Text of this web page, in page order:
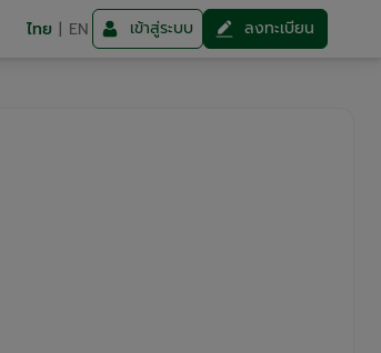
ไทย | EN เข้าสู่ระบบ ลงทะเบียน